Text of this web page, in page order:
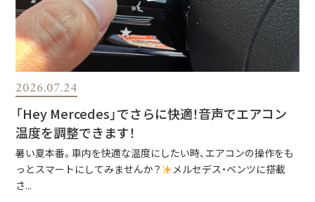
2026.07.24
「Hey Mercedes」でさらに快適！音声でエアコン
温度を調整できます！
暑い夏本番。車内を快適な温度にしたい時、エアコンの操作をも
っとスマートにしてみませんか？
メルセデス・ベンツに搭載
さ...